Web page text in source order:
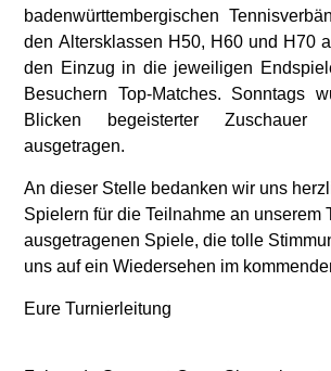
badenwürttembergischen
den Altersklassen H50, H60 und H70
den Einzug in die jeweiligen
Besuchern Top-Matches. Sonntags
Blicken begeisterter
ausgetragen.
An dieser Stelle bedanken wir uns
Spielern für die Teilnahme an unserem
ausgetragenen Spiele, die tolle
uns auf ein Wiedersehen im
Eure Turnierleitung